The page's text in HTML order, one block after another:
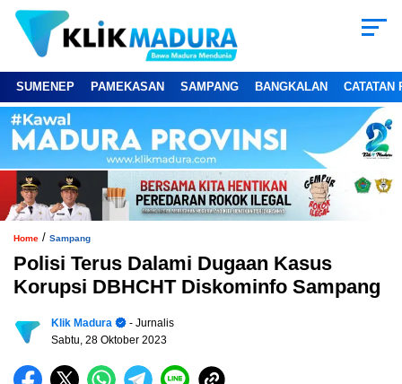
SUMENEP PAMEKASAN SAMPANG BANGKALAN CATATAN
Home / Sampang
Polisi Terus Dalami Dugaan Kasus
Korupsi DBHCHT Diskominfo Sampang
Klik Madura
- Jurnalis
Sabtu, 28 Oktober 2023